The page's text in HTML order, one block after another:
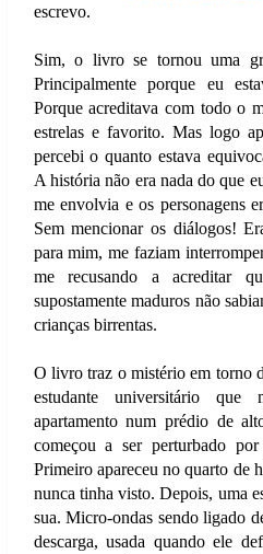
escrevo.
Sim, o livro se tornou uma
Principalmente porque eu
Porque acreditava com todo o
estrelas e favorito. Mas logo
percebi o quanto estava
A história não era nada do que
me envolvia e os personagens
Sem mencionar os diálogos!
para mim, me faziam
me recusando a acreditar
supostamente maduros não
crianças birrentas.
O livro traz o mistério em torno
estudante universitário
apartamento num prédio de
começou a ser perturbado por
Primeiro apareceu no quarto de
nunca tinha visto. Depois, uma
sua. Micro-ondas sendo ligado
descarga, usada quando ele